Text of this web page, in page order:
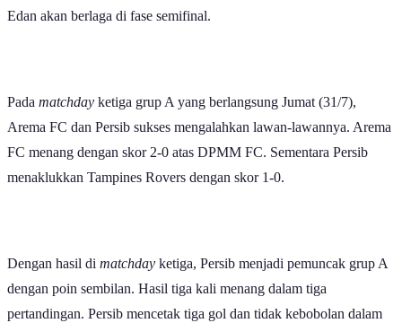
Edan akan berlaga di fase semifinal.
Pada matchday ketiga grup A yang berlangsung Jumat (31/7),
Arema FC dan Persib sukses mengalahkan lawan-lawannya. Arema
FC menang dengan skor 2-0 atas DPMM FC. Sementara Persib
menaklukkan Tampines Rovers dengan skor 1-0.
Dengan hasil di matchday ketiga, Persib menjadi pemuncak grup A
dengan poin sembilan. Hasil tiga kali menang dalam tiga
pertandingan. Persib mencetak tiga gol dan tidak kebobolan dalam